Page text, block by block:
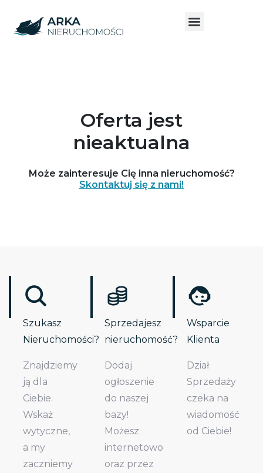
Oferta jest
nieaktualna
Może zainteresuje Cię inna nieruchomość?
Skontaktuj się z nami!
Szukasz
Nieruchomości?
Znajdziemy
ją dla
Ciebie.
Wskaż
wytyczne,
a my
zaczniemy
Sprzedajesz
nieruchomość?
Dodaj
ogłoszenie
do naszej
bazy!
Możesz
internetowo
oraz przez
Wsparcie
Klienta
Dział
Sprzedaży
czeka na
wiadomość
od Ciebie!